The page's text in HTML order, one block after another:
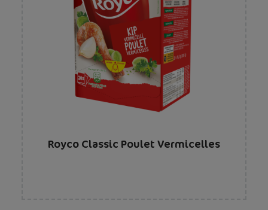
Royco Classic Poulet Vermicelles